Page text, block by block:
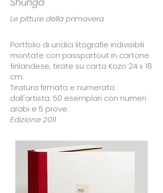
Le pitture della primavera
Portfolio di undici litografie indivisibili
montate con passpartout in cartone
finlandese, tirate su carta Kozo 24 x 18
cm.
Tiratura firmata e numerata
dall'artista: 50 esemplari con numeri
arabi e 5 prove.
Edizione 2011